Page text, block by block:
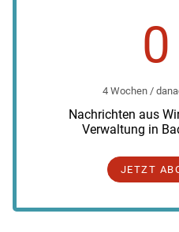
4 Wochen /
Nachrichten aus
Verwaltung in
JETZT